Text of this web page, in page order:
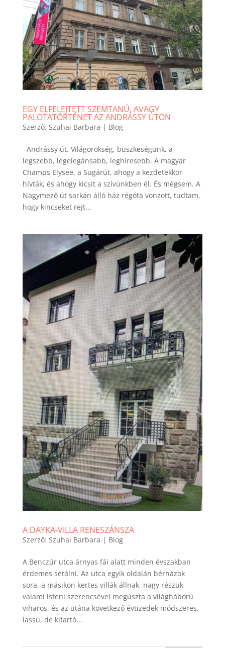
EGY ELFELEJTETT SZEMTANÚ, AVAGY
PALOTATÖRTÉNET AZ ANDRÁSSY ÚTON
Szerző: Szuhai Barbara | Blog
Andrássy út. Világörökség, büszkeségünk, a
legszebb, legelegánsabb, leghíresebb. A magyar
Champs Elysee, a Sugárút, ahogy a kezdetekkor
hívták, és ahogy kicsit a szívünkben él. És mégsem. A
Nagymező út sarkán álló ház régóta vonzott, tudtam,
hogy kincseket rejt...
A DAYKA-VILLA RENESZÁNSZA
Szerző: Szuhai Barbara | Blog
A Benczúr utca árnyas fái alatt minden évszakban
érdemes sétálni. Az utca egyik oldalán bérházak
sora, a másikon kertes villák állnak, nagy részük
valami isteni szerencsével megúszta a világháború
viharos, és az utána következő évtizedek módszeres,
lassú, de kitartó...